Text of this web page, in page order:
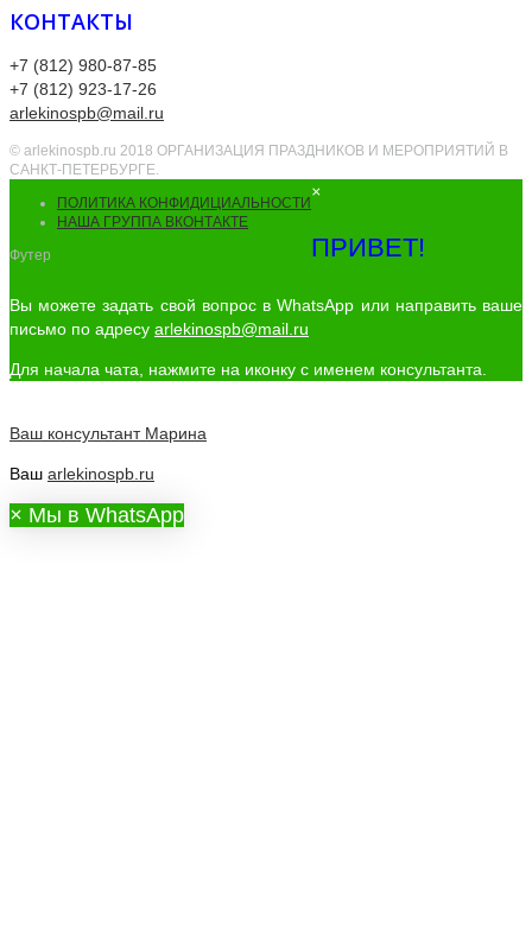
КОНТАКТЫ
+7 (812) 980-87-85
+7 (812) 923-17-26
arlekinospb@mail.ru
© arlekinospb.ru 2018 ОРГАНИЗАЦИЯ ПРАЗДНИКОВ И МЕРОПРИЯТИЙ В
САНКТ-ПЕТЕРБУРГЕ.
ПОЛИТИКА КОНФИДИЦИАЛЬНОСТИ
НАША ГРУППА ВКОНТАКТЕ
Футер
×
ПРИВЕТ!
Вы можете задать свой вопрос в WhatsApp или направить ваше
письмо по адресу arlekinospb@mail.ru
Для начала чата, нажмите на иконку с именем консультанта.
Ваш консультант Марина
Ваш arlekinospb.ru
× Мы в WhatsApp